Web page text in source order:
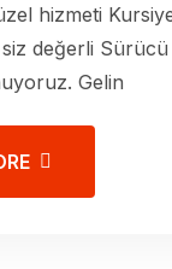
hizmeti
değerli Sürücü
Gelin